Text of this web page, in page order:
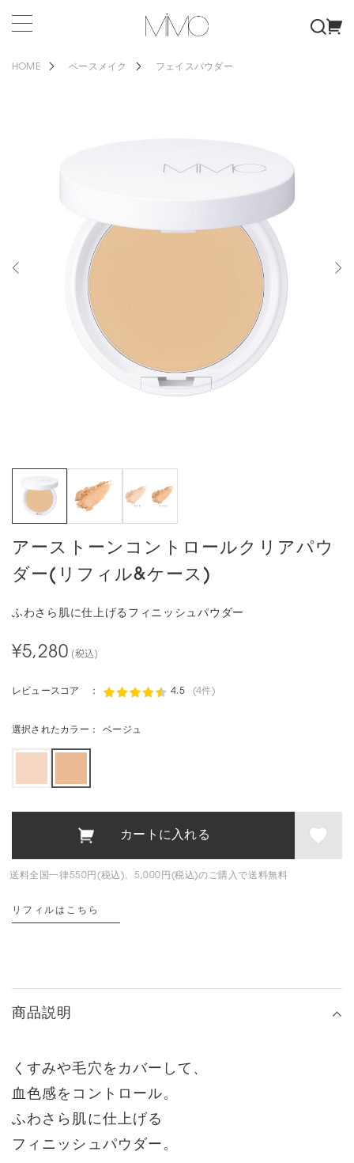
HOME ベースメイク フェイスパウダー
アーストーンコントロールクリアパウ
ダー(リフィル&ケース)
ふわさら肌に仕上げるフィニッシュパウダー
¥5,280 (税込)
選択されたカラー： ベージュ
送料全国一律550円(税込)、5,000円(税込)のご購入で送料無料
リフィルはこちら
商品説明
くすみや毛穴をカバーして、
血色感をコントロール。
ふわさら肌に仕上げる
フィニッシュパウダー。
レビュースコア ： 4.5 (4件)